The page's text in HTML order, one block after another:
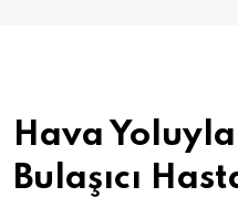
Hava
Bulaşıcı